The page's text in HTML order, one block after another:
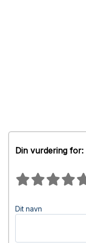
Din vurdering for:
Dit navn